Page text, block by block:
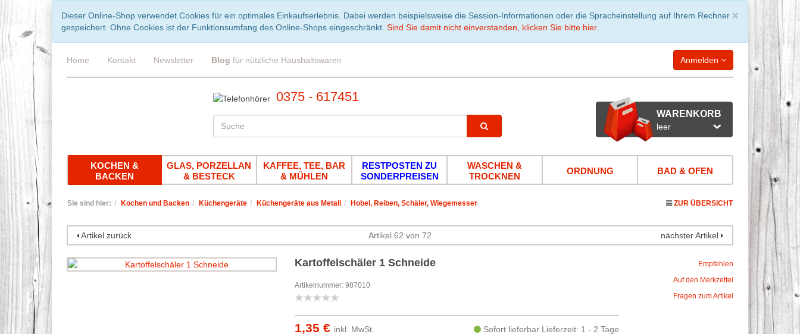
× Schließen
Dieser Online-Shop verwendet Cookies für ein optimales Einkaufserlebnis. Dabei werden beispielsweise die Session-Informationen oder die Spracheinstellung auf Ihrem Rechner
gespeichert. Ohne Cookies ist der Funktionsumfang des Online-Shops eingeschränkt. Sind Sie damit nicht einverstanden, klicken Sie bitte hier.
Home Kontakt Newsletter Blog für nützliche Haushaltswaren Anmelden
WARENKORB
leer
0375 - 617451
KOCHEN &
BACKEN
GLAS, PORZELLAN
& BESTECK
KAFFEE, TEE, BAR
& MÜHLEN
RESTPOSTEN ZU
SONDERPREISEN
WASCHEN &
TROCKNEN
ORDNUNG BAD & OFEN
Sie sind hier: Kochen und Backen Küchengeräte Küchengeräte aus Metall Hobel, Reiben, Schäler, Wiegemesser ZUR ÜBERSICHT
Artikel zurück Artikel 62 von 72 nächster Artikel
Kartoffelschäler 1 Schneide
Artikelnummer: 987010
1,35 € inkl. MwSt.
Sofort lieferbar Lieferzeit: 1 - 2 Tage
Empfehlen
Auf den Merkzettel
Fragen zum Artikel